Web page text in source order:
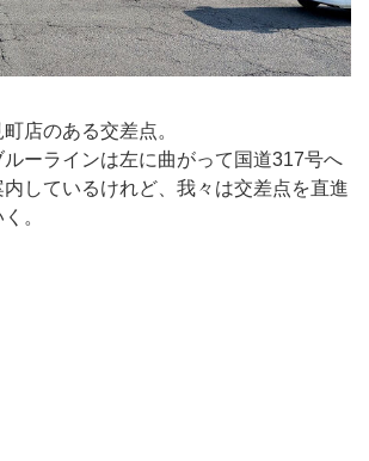
店のある交差点。
ルーラインは左に曲がって国道317号へ
しているけれど、我々は交差点を直進
。